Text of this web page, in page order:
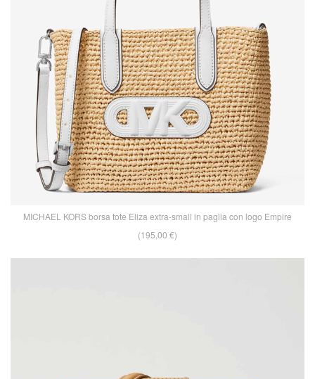
MICHAEL KORS borsa tote Eliza extra-small in paglia con logo Empire
(195,00 €)